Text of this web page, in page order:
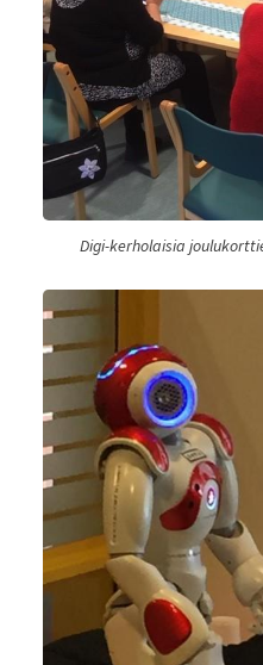
Digi-kerholaisia